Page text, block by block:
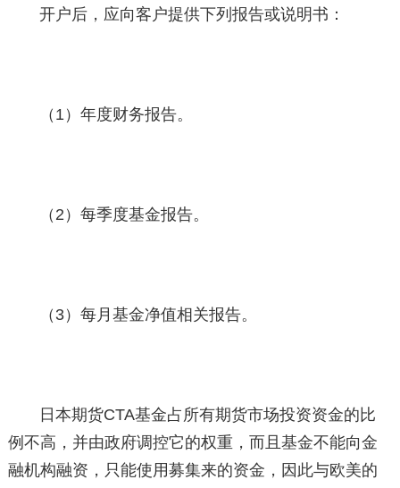
开户后，应向客户提供下列报告或说明书：
（1）年度财务报告。
（2）每季度基金报告。
（3）每月基金净值相关报告。
日本期货CTA基金占所有期货市场投资资金的比
例不高，并由政府调控它的权重，而且基金不能向金
融机构融资，只能使用募集来的资金，因此与欧美的